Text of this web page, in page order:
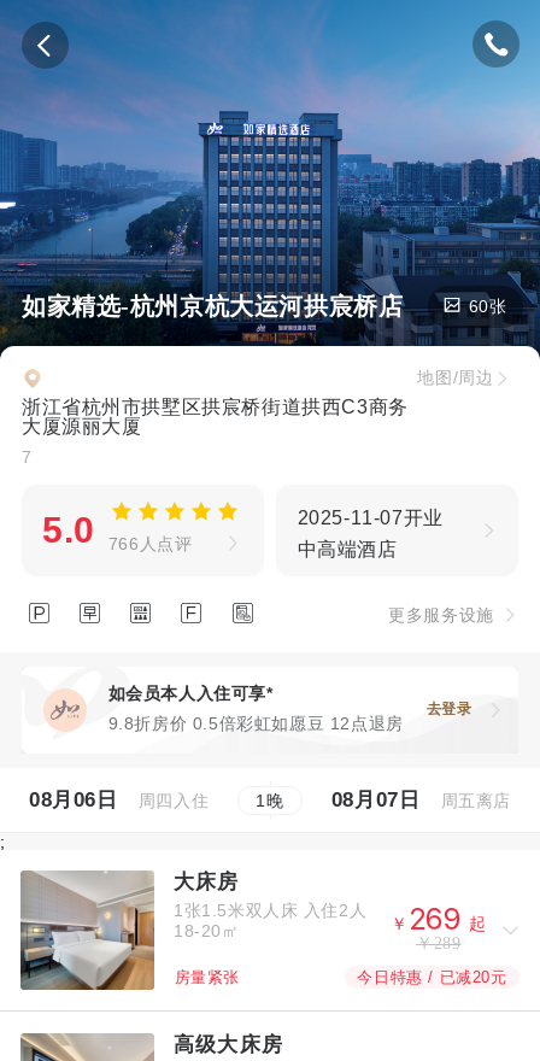
如家精选-杭州京杭大运河拱宸桥店 60张
浙江省杭州市拱墅区拱宸桥街道拱西C3商务
大厦源丽大厦
7
地图/周边
5.0 766人点评
2025-11-07开业
中高端酒店
     更多服务设施
如会员本人入住可享*
9.8折房价 0.5倍彩虹如愿豆 12点退房
去登录
08月06日 周四入住 1晚 08月07日 周五离店
;
大床房
1张1.5米双人床 入住2人
18-20㎡
￥ 
起
￥289
房量紧张 今日特惠 / 已减20元
高级大床房